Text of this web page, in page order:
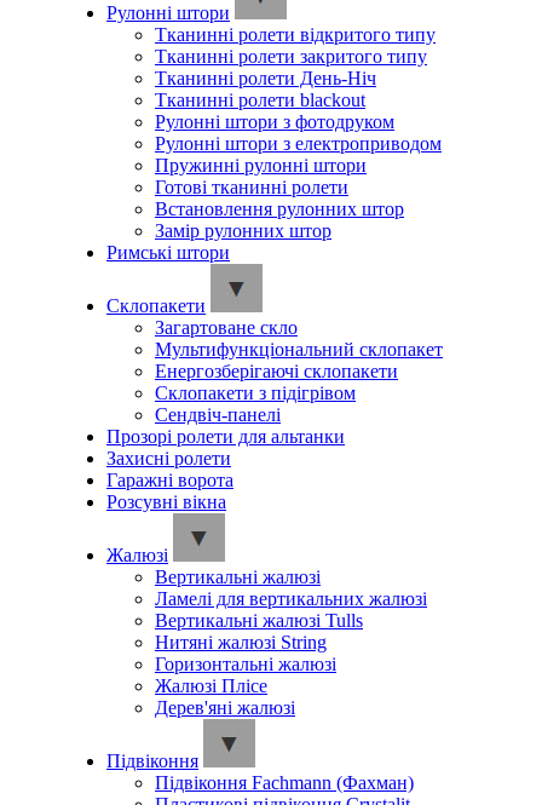
Рулонні штори
Тканинні ролети відкритого типу
Тканинні ролети закритого типу
Тканинні ролети День-Ніч
Тканинні ролети blackout
Рулонні штори з фотодруком
Рулонні штори з електроприводом
Пружинні рулонні штори
Готові тканинні ролети
Встановлення рулонних штор
Замір рулонних штор
Римські штори
Склопакети
Загартоване скло
Мультифункціональний склопакет
Енергозберігаючі склопакети
Склопакети з підігрівом
Сендвіч-панелі
Прозорі ролети для альтанки
Захисні ролети
Гаражні ворота
Розсувні вікна
Жалюзі
Вертикальні жалюзі
Ламелі для вертикальних жалюзі
Вертикальні жалюзі Tulls
Нитяні жалюзі String
Горизонтальні жалюзі
Жалюзі Плісе
Дерев'яні жалюзі
Підвіконня
Підвіконня Fachmann (Фахман)